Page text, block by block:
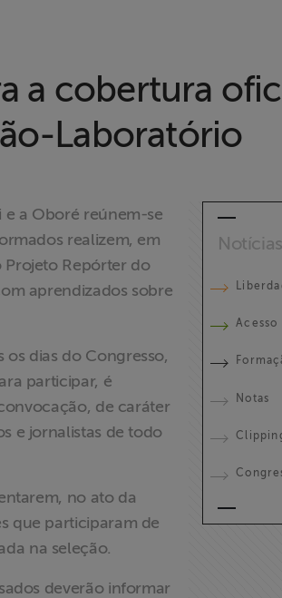
a cobertura
Laboratório
e a Oboré reúnem-se
realizem, em
Repórter do
aprendizados sobre
dias do Congresso,
participar, é
de caráter
e jornalistas de todo
no ato da
que participaram de
na seleção.
deverão informar
Notícias
Acesso
Notas